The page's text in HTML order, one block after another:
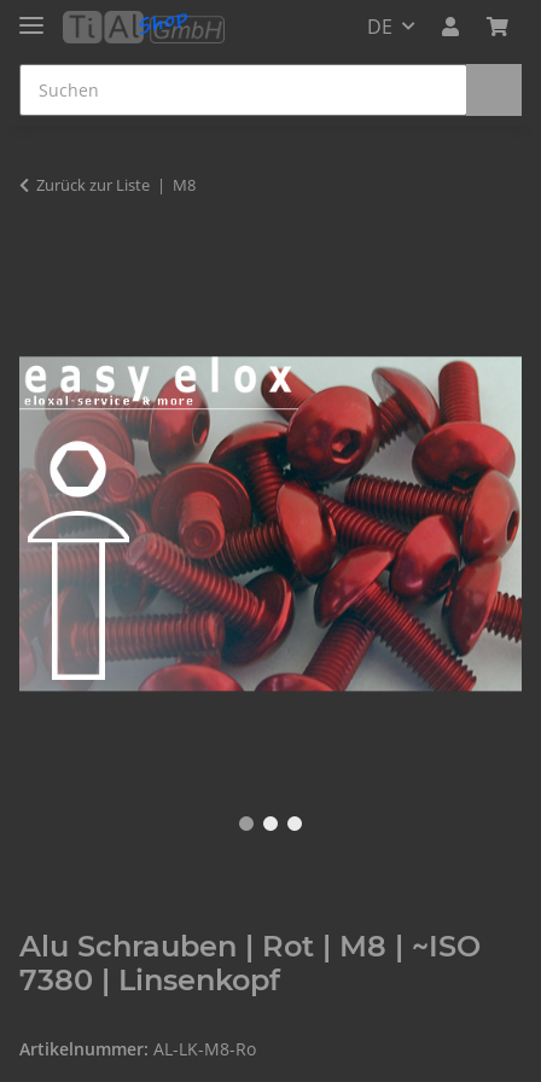
DE
Zurück zur Liste M8
Alu Schrauben | Rot | M8 | ~ISO
7380 | Linsenkopf
Artikelnummer: AL-LK-M8-Ro